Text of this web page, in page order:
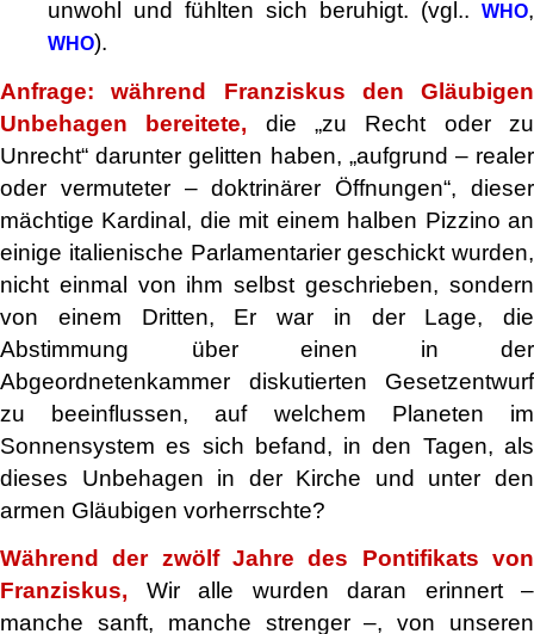
unwohl und fühlten sich beruhigt. (vgl..
WHO,
WHO).
Anfrage: während Franziskus den Gläubigen
Unbehagen bereitete, die „zu Recht oder zu
Unrecht“ darunter gelitten haben, „aufgrund – realer
oder vermuteter – doktrinärer Öffnungen“, dieser
mächtige Kardinal, die mit einem halben Pizzino an
einige italienische Parlamentarier geschickt wurden,
nicht einmal von ihm selbst geschrieben, sondern
von einem Dritten, Er war in der Lage, die
Abstimmung über einen in der
Abgeordnetenkammer diskutierten Gesetzentwurf
zu beeinflussen, auf welchem ​​Planeten im
Sonnensystem es sich befand, in den Tagen, als
dieses Unbehagen in der Kirche und unter den
armen Gläubigen vorherrschte?
Während der zwölf Jahre des Pontifikats von
Franziskus, Wir alle wurden daran erinnert –
manche sanft, manche strenger –, von unseren